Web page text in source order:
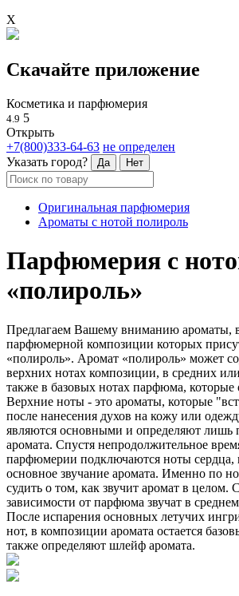
X
Скачайте приложение
Косметика и парфюмерия
4.9 5
Открыть
+7(800)333-64-63 не определен
Указать город?
Да Нет
Оригинальная парфюмерия
Ароматы с нотой полироль
Парфюмерия с
«полироль»
Предлагаем Вашему вниманию ароматы, в
парфюмерной композиции которых
«полироль». Аромат «полироль» может
верхних нотах композиции, в средних
также в базовых нотах парфюма, которые
Верхние ноты - это ароматы, которые
после нанесения духов на кожу или
являются основными и определяют лишь
аромата. Спустя непродолжительное
парфюмерии подключаются ноты сердца,
основное звучание аромата. Именно по
судить о том, как звучит аромат в целом.
зависимости от парфюма звучат в
После испарения основных летучих
нот, в композиции аромата остается
также определяют шлейф аромата.